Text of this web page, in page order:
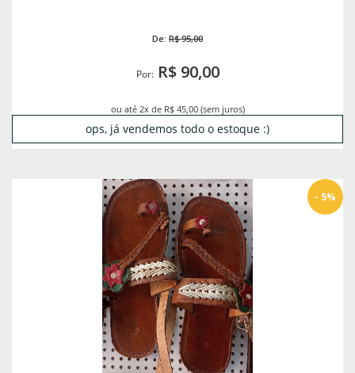
De: R$ 95,00
Por:R$ 90,00
ou até 2x de R$ 45,00 (sem juros)
ops, já vendemos todo o estoque :)
- 5%